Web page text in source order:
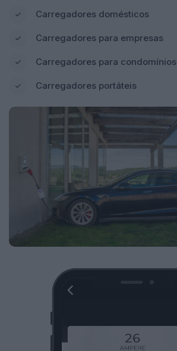
Carregadores domésticos
Carregadores para empresas
Carregadores para condomínios
Carregadores portáteis